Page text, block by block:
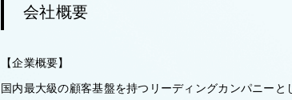
会社概要
【企業概要】
国内最大級の顧客基盤を持つリーディングカンパニー